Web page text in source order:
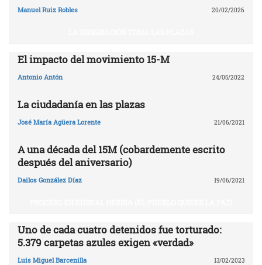
Manuel Ruiz Robles 20/02/2026
El impacto del movimiento 15-M
Antonio Antón 24/05/2022
La ciudadanía en las plazas
José María Agüera Lorente 21/06/2021
A una década del 15M (cobardemente escrito
después del aniversario)
Dailos González Díaz 19/06/2021
Uno de cada cuatro detenidos fue torturado:
5.379 carpetas azules exigen «verdad»
Luis Miguel Barcenilla 13/02/2023